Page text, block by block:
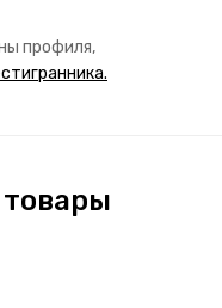
профиля,